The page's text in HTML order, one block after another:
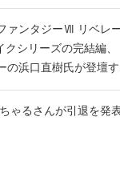
ァンタジーⅦ リベレ
クシリーズの完結編
の浜口直樹氏が登壇
ゃるさんが引退を発